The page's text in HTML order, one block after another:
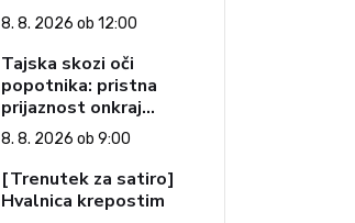
8. 8. 2026 ob 12:00
Tajska skozi oči
popotnika: pristna
prijaznost onkraj
razglednic (1. del)
8. 8. 2026 ob 9:00
[Trenutek za satiro]
Hvalnica krepostim